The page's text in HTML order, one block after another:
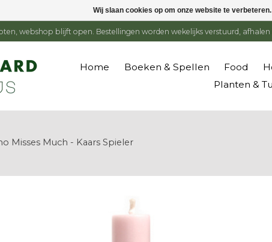
webshop blijft open. Bestellingen worden wekelijks verstuurd,
Home Boeken & Spellen Food
Planten &
Misses Much - Kaars Spieler
Wij slaan cookies op om onze website te